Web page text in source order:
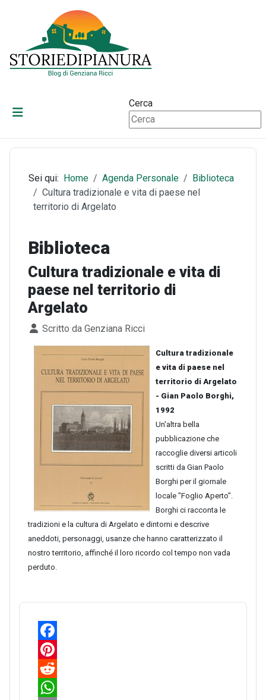
Cerca
Sei qui: Home Agenda Personale
Biblioteca
Cultura tradizionale e vita di paese nel
territorio di Argelato
Biblioteca
Cultura tradizionale e vita di
paese nel territorio di
Argelato
Dettagli
Scritto da Genziana Ricci
Cultura tradizionale
e vita di paese nel
territorio di Argelato
- Gian Paolo Borghi,
1992
Un'altra bella
pubblicazione che
raccoglie diversi articoli
scritti da Gian Paolo
Borghi per il giornale
locale "Foglio Aperto".
Borghi ci racconta le
tradizioni e la cultura di Argelato e dintorni e descrive
aneddoti, personaggi, usanze che hanno caratterizzato il
nostro territorio, affinché il loro ricordo col tempo non vada
perduto.
F
a
c
P
R